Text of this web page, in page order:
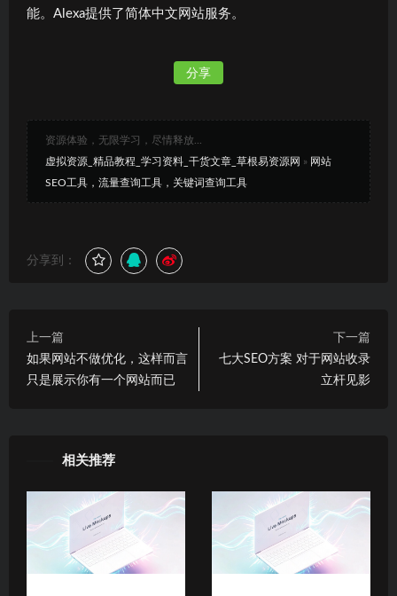
能。Alexa提供了简体中文网站服务。
分享
资源体验，无限学习，尽情释放...
虚拟资源_精品教程_学习资料_干货文章_草根易资源网 » 网站
SEO工具，流量查询工具，关键词查询工具
分享到：
上一篇
如果网站不做优化，这样而言
只是展示你有一个网站而已
下一篇
七大SEO方案 对于网站收录
立杆见影
相关推荐